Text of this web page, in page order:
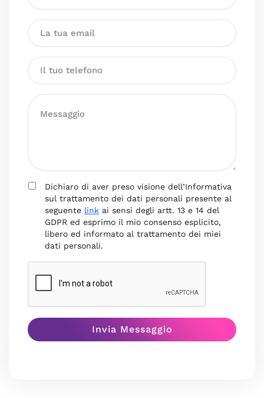
Dichiaro di aver preso visione dell’Informativa
sul trattamento dei dati personali presente al
seguente link ai sensi degli artt. 13 e 14 del
GDPR ed esprimo il mio consenso esplicito,
libero ed informato al trattamento dei miei
dati personali.